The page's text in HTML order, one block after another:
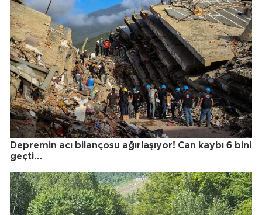
Depremin acı bilançosu ağırlaşıyor! Can kaybı 6 bini
geçti...